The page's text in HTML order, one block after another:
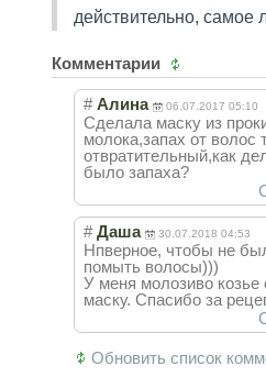
действительно, самое
Комментарии
# Алина 06.07.2017 05:10
Сделала маску из
молока,запах от волос
отвратительный,как
было запаха?
# Даша 30.07.2018 04:53
Нпверное, чтобы не
помыть волосы)))
У меня молозиво
маску. Спасибо за
Обновить список